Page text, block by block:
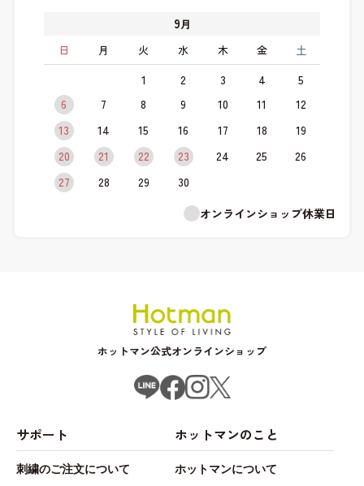
9月
日
月 火 水 木 金 土
1 2 3 4
5
6
7 8 9 10 11
12
13
14 15 16 17 18
19
20
21 22 23 24 25
26
27
28 29
30
オンラインショップ休業日
ホットマン公式オンラインショップ
サポート
刺繍のご注文について
ホットマンのこと
ホットマンについて